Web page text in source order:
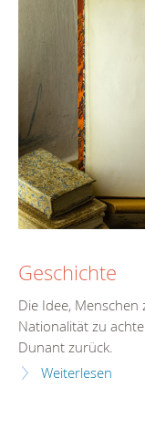
Geschichte
Die Idee,
Nationalität zu
Dunant zurück.
Weiterlesen